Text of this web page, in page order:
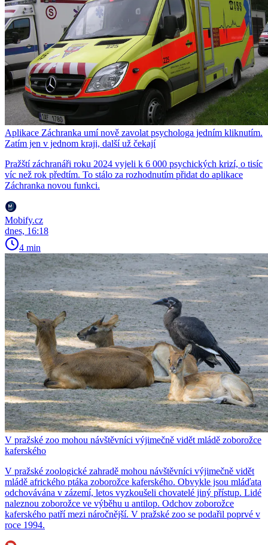
Aplikace Záchranka umí nově zavolat psychologa jedním kliknutím.
Zatím jen v jednom kraji, další už čekají
Pražští záchranáři roku 2024 vyjeli k 6 000 psychických krizí, o tisíc
víc než rok předtím. To stálo za rozhodnutím přidat do aplikace
Záchranka novou funkci.
Mobify.cz
dnes, 16:18
4 min
V pražské zoo mohou návštěvníci výjimečně vidět mládě zoborožce
kaferského
V pražské zoologické zahradě mohou návštěvníci výjimečně vidět
mládě afrického ptáka zoborožce kaferského. Obvykle jsou mláďata
odchovávána v zázemí, letos vyzkoušeli chovatelé jiný přístup. Lidé
naleznou zoborožce ve výběhu u antilop. Odchov zoborožce
kaferského patří mezi náročnější. V pražské zoo se podařil poprvé v
roce 1994.